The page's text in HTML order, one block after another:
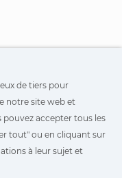
et ceux de tiers pour
de notre site Web et
pouvez cliquer sur
de tiers pour
notre site web et
pouvez accepter tous les
tout" ou en cliquant sur
à leur sujet et